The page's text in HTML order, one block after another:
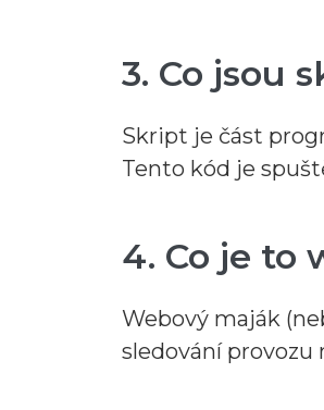
3. Co jsou
Skript je část
Tento kód je
4. Co je to
Webový maják
sledování provozu